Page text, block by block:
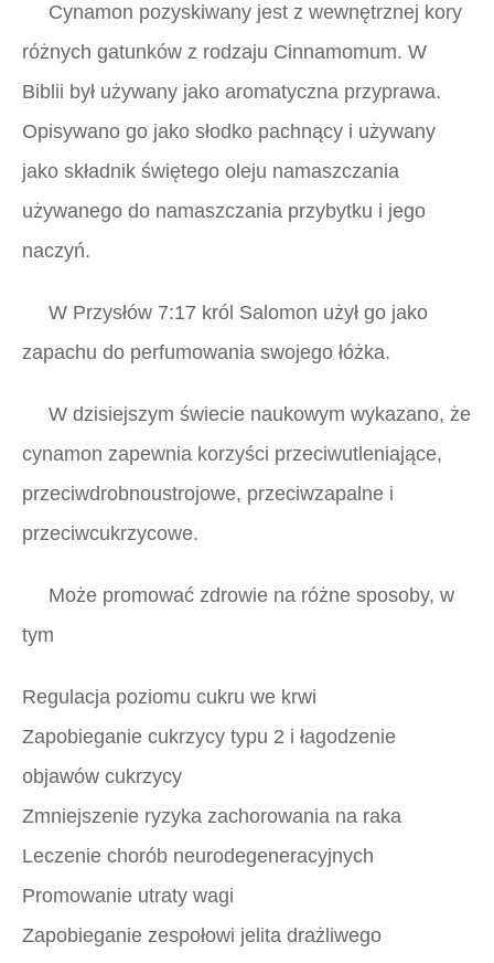
Cynamon pozyskiwany jest z wewnętrznej kory
różnych gatunków z rodzaju Cinnamomum. W
Biblii był używany jako aromatyczna przyprawa.
Opisywano go jako słodko pachnący i używany
jako składnik świętego oleju namaszczania
używanego do namaszczania przybytku i jego
naczyń.
W Przysłów 7:17 król Salomon użył go jako
zapachu do perfumowania swojego łóżka.
W dzisiejszym świecie naukowym wykazano, że
cynamon zapewnia korzyści przeciwutleniające,
przeciwdrobnoustrojowe, przeciwzapalne i
przeciwcukrzycowe.
Może promować zdrowie na różne sposoby, w
tym
Regulacja poziomu cukru we krwi
Zapobieganie cukrzycy typu 2 i łagodzenie
objawów cukrzycy
Zmniejszenie ryzyka zachorowania na raka
Leczenie chorób neurodegeneracyjnych
Promowanie utraty wagi
Zapobieganie zespołowi jelita drażliwego